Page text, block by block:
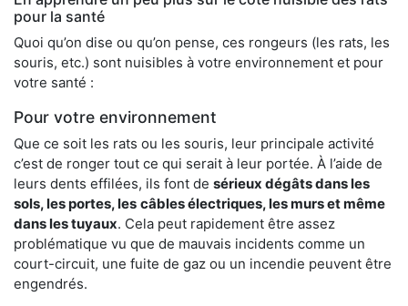
pour la santé
Quoi qu’on dise ou qu’on pense, ces rongeurs (les rats, les
souris, etc.) sont nuisibles à votre environnement et pour
votre santé :
Pour votre environnement
Que ce soit les rats ou les souris, leur principale activité
c’est de ronger tout ce qui serait à leur portée. À l’aide de
leurs dents effilées, ils font de sérieux dégâts dans les
sols, les portes, les câbles électriques, les murs et même
dans les tuyaux. Cela peut rapidement être assez
problématique vu que de mauvais incidents comme un
court-circuit, une fuite de gaz ou un incendie peuvent être
engendrés.